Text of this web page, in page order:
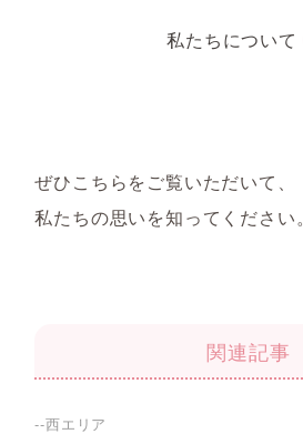
私たちについて
ぜひこちらをご覧いただいて、
私たちの思いを知ってください。
関連記事
--西エリア